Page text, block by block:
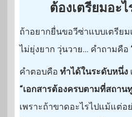
ต้องเตรียมอะไ
ถ้าอยากยื่นขอวีซ่าแบบเตรีย
ไม่ยุ่งยาก วุ่นวาย… คำถามคือ
คำตอบคือ ทำได้ในระดับหนึ่ง
“เอกสารต้องครบตามที่สถาน
เพราะถ้าขาดอะไรไปแม้แต่อ